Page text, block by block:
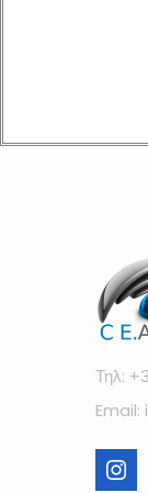
Τηλ: